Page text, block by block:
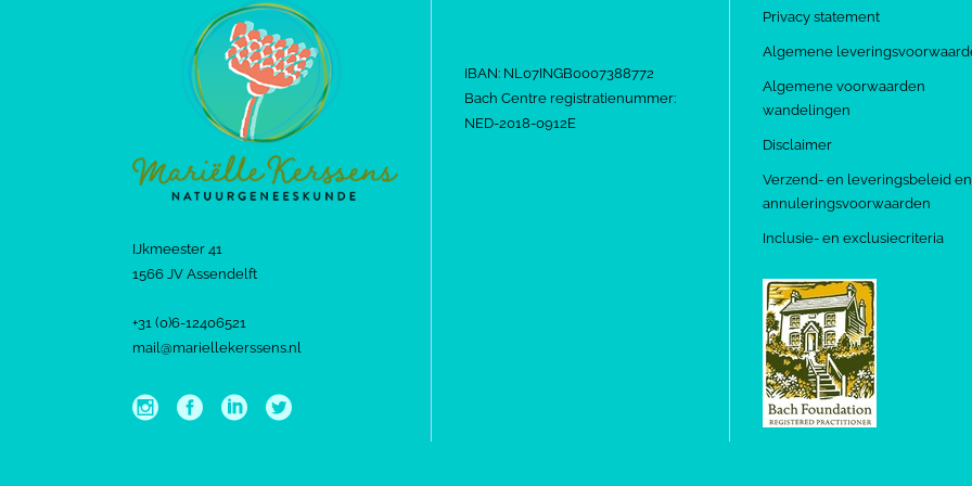
IJkmeester 41
1566 JV Assendelft
+31 (0)6-12406521
mail@mariellekerssens.nl
IBAN: NL07INGB0007388772
Bach Centre registratienummer:
NED-2018-0912E
Privacy statement
Algemene
Algemene voorwaarden
wandelingen
Disclaimer
Verzend- en leveringsbeleid en
annuleringsvoorwaarden
Inclusie- en exclusiecriteria